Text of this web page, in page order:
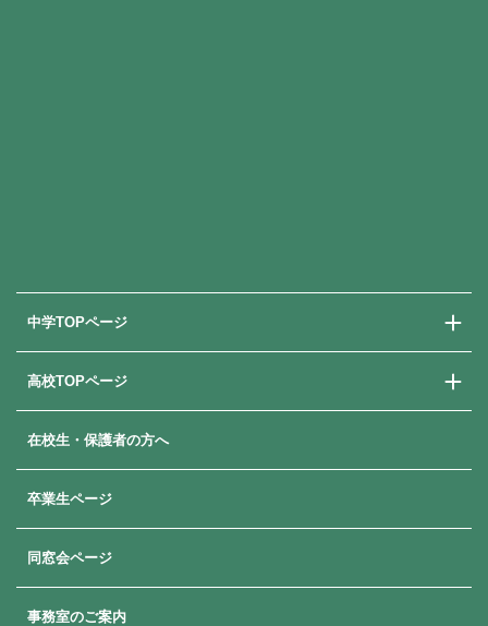
中学TOPページ
中学校での学び
高校TOPページ
高校での学び
在校生・保護者の方へ
卒業生ページ
同窓会ページ
事務室のご案内